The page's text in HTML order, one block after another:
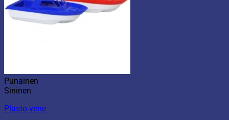
Punainen
Sininen
Plasto vene